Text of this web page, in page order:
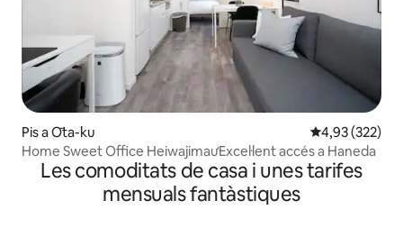
Pis a Ōta-ku 4,93 de
4,93 (322)
Home Sweet Office HeiwajimaưExcel·lent accés a Haneda
Les comoditats de casa i unes tarifes
mensuals fantàstiques